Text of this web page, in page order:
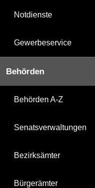
Notdienste
Gewerbeservice
Behörden
Behörden A-Z
Senatsverwaltungen
Bezirksämter
Bürgerämter